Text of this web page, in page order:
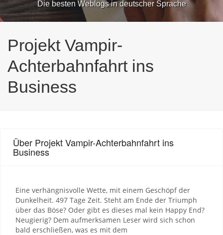
Die besten Weblogs in deutscher Sprache
Projekt Vampir-
Achterbahnfahrt ins
Business
Über Projekt Vampir-Achterbahnfahrt ins
Business
Eine verhängnisvolle Wette, mit einem Geschöpf der
Dunkelheit. 497 Tage Zeit. Steht am Ende der Triumph
über das Böse? Oder gibt es dieses mal kein Happy End?
Neugierig? Dem aufmerksamen Leser wird sich schon
bald erschließen, was es mit dem